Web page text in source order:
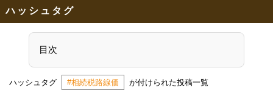
ハッシュタグ
目次
ハッシュタグ #相続税路線価 が付けられた投稿一覧